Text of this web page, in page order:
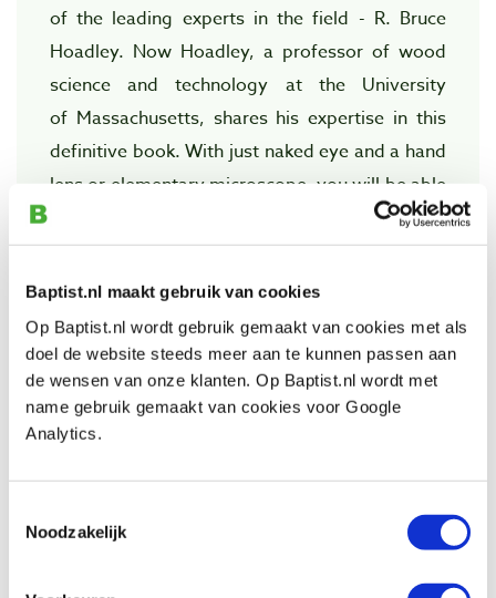
Baptist.nl maakt gebruik van cookies
Op Baptist.nl wordt gebruik gemaakt van cookies met als
doel de website steeds meer aan te kunnen passen aan
de wensen van onze klanten. Op Baptist.nl wordt met
name gebruik gemaakt van cookies voor Google
Analytics.
Noodzakelijk
of the leading experts in the field - R. Bruce
Hoadley. Now Hoadley, a professor of wood
science and technology at the University
of Massachusetts, shares his expertise in this
definitive book. With just naked eye and a hand
lens or elementary microscope, you will be able
to identify over 180 hardwoods, softwoods and
tropical woods by following the
straightforward techniques described in this
book.
The secret to hoadley's approach is its
flexibility. Hoadley does not follow a rigid
"keying out" system commonly presented in
most other wood-identification texts. Rather,
he makes use of a combination of procedures
that allow the most direct and accurate
identification of a popular wood according to